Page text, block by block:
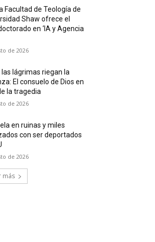
Facultad de Teología de
Shaw ofrece el
en ‘IA y Agencia
de 2026
las lágrimas riegan la
El consuelo de Dios en
la tragedia
de 2026
en ruinas y miles
con ser deportados
de 2026
más